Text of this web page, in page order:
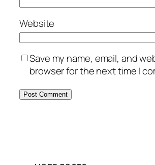
Website
Save my name, email, and
browser for the next time I